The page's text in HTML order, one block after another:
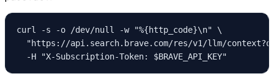
curl -s -o /dev/null -w "%{http_code}\n" \
"https://api.search.brave.com/res/v1/llm/
  -H "X-Subscription-Token: $BRAVE_API_KEY"